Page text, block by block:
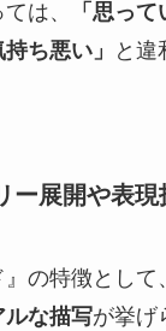
は、
「思っ
ち悪い」
と違
ー展開や表
の特徴として、
ルな描写が挙げ